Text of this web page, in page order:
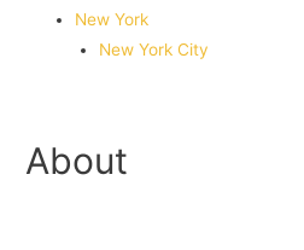
New York
New York City
About